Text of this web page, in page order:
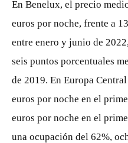
En Benelux, el precio
euros por noche, frente a
entre enero y junio de
seis puntos porcentuales
de 2019. En Europa
euros por noche en el
euros por noche en el
una ocupación del 62%,